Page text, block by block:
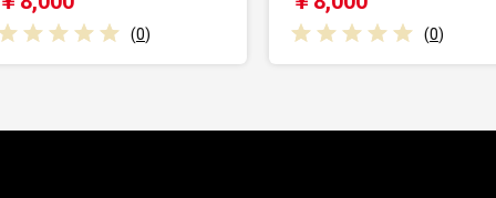
0) (0)